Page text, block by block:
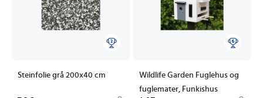
Steinfolie grå 200x40 cm
Wildlife Garden Fuglehus og
fuglemater, Funkishus